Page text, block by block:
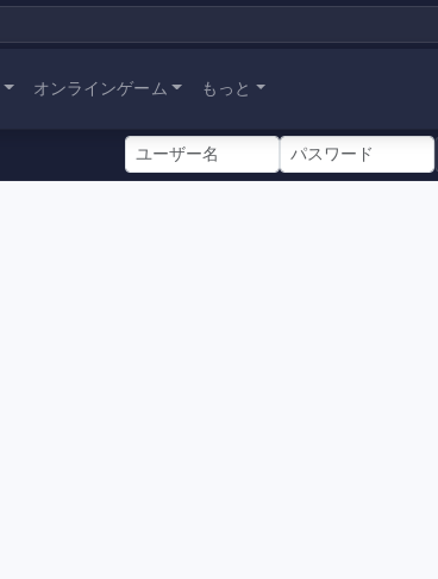
オンラインゲーム もっと